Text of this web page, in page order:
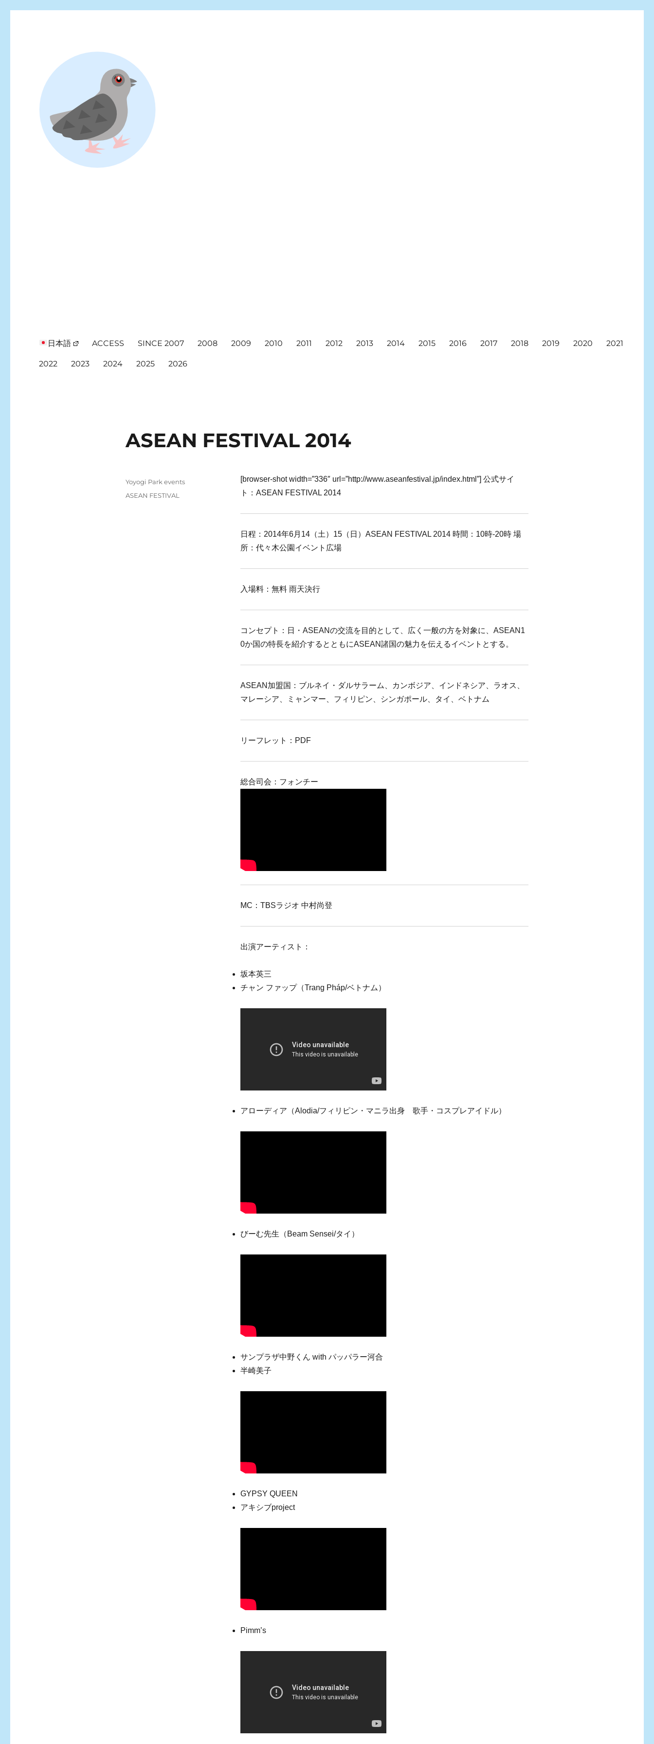
日本語 ACCESS SINCE 2007 2008 2009 2010 2011 2012 2013 2014 2015 2016 2017 2018 2019 2020 2021
2022 2023 2024 2025 2026
ASEAN FESTIVAL 2014
[browser-shot width=”336″ url=”http://www.aseanfestival.jp/index.html”] 公式サイ
ト：ASEAN FESTIVAL 2014
日程：2014年6月14（土）15（日）ASEAN FESTIVAL 2014 時間：10時-20時 場
所：代々木公園イベント広場
入場料：無料 雨天決行
コンセプト：日・ASEANの交流を目的として、広く一般の方を対象に、ASEAN1
0か国の特長を紹介するとともにASEAN諸国の魅力を伝えるイベントとする。
ASEAN加盟国：ブルネイ・ダルサラーム、カンボジア、インドネシア、ラオス、
マレーシア、ミャンマー、フィリピン、シンガポール、タイ、ベトナム
リーフレット：PDF
総合司会：フォンチー
MC：TBSラジオ 中村尚登
出演アーティスト：
坂本英三
チャン ファップ（Trang Pháp/ベトナム）
アローディア（Alodia/フィリピン・マニラ出身 歌手・コスプレアイドル）
びーむ先生（Beam Sensei/タイ）
サンプラザ中野くん with パッパラー河合
半崎美子
GYPSY QUEEN
アキシブproject
Pimm’s
Posted
on
Categories
Yoyogi Park events
Tags
ASEAN FESTIVAL